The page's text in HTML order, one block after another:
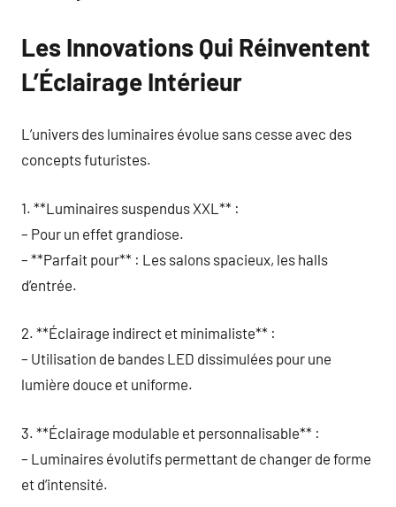
Les Innovations Qui Réinventent
L’Éclairage Intérieur
L’univers des luminaires évolue sans cesse avec des
concepts futuristes.
1. **Luminaires suspendus XXL** :
– Pour un effet grandiose.
– **Parfait pour** : Les salons spacieux, les halls
d’entrée.
2. **Éclairage indirect et minimaliste** :
– Utilisation de bandes LED dissimulées pour une
lumière douce et uniforme.
3. **Éclairage modulable et personnalisable** :
– Luminaires évolutifs permettant de changer de forme
et d’intensité.